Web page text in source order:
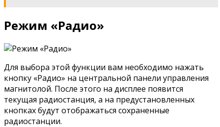
Режим «Радио»
Для выбора этой функции вам необходимо нажать
кнопку «Радио» на центральной панели управления
магнитолой. После этого на дисплее появится
текущая радиостанция, а на предустановленных
кнопках будут отображаться сохраненные
радиостанции.